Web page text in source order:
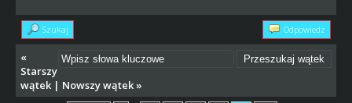
Szukaj Odpowiedz
«
Starszy
wątek| Nowszy wątek»